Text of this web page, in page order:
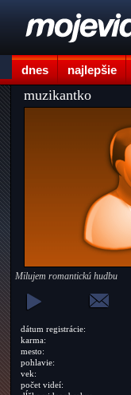
dnes najlepšie
muzikantko
Milujem romantickú hudbu
dátum registrácie:
karma:
mesto:
pohlavie:
vek:
počet videí: